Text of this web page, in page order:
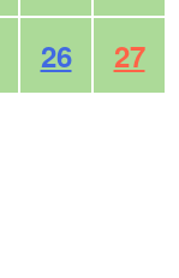
26
27